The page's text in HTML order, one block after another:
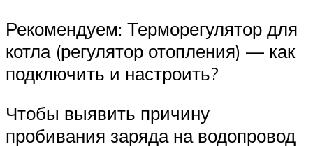
Рекомендуем: Терморегулятор для
котла (регулятор отопления) — как
подключить и настроить?
Чтобы выявить причину
пробивания заряда на водопровод